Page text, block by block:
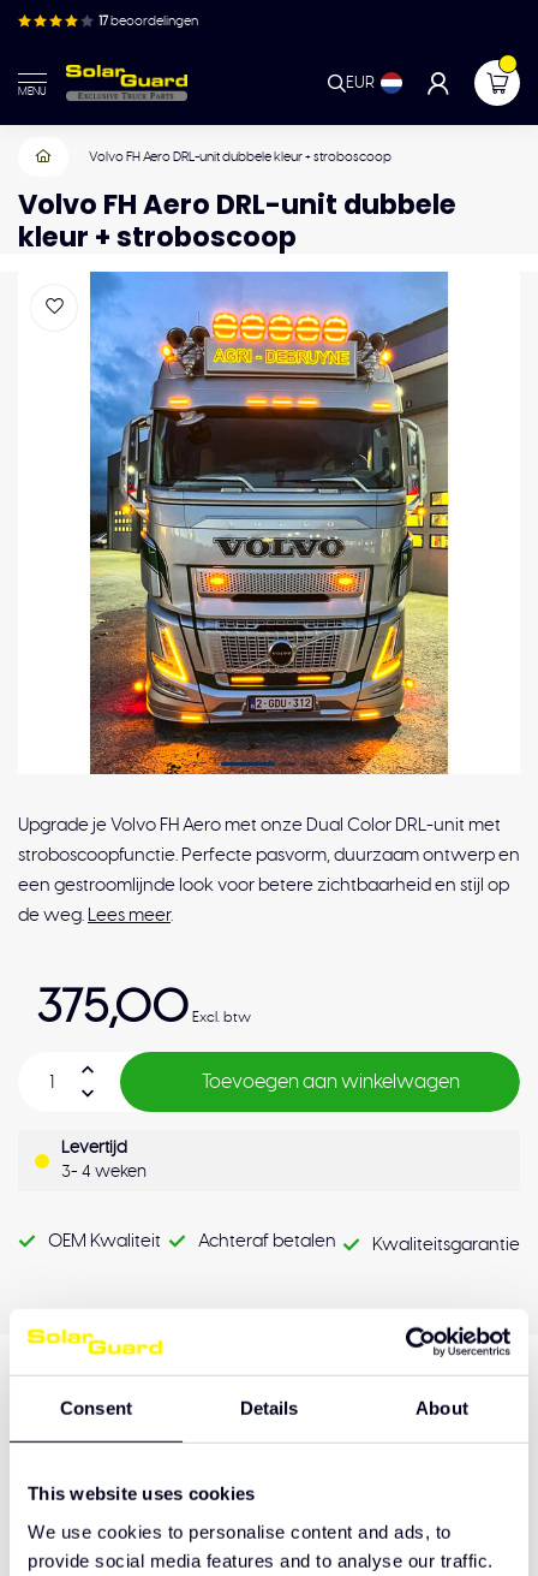
Consent Details About
This website uses cookies
We use cookies to personalise content and ads, to
provide social media features and to analyse our traffic.
17 beoordelingen
MENU
EUR
Volvo FH Aero DRL-unit dubbele kleur + stroboscoop
Volvo FH Aero DRL-unit dubbele
kleur + stroboscoop
Upgrade je Volvo FH Aero met onze Dual Color DRL-unit met
stroboscoopfunctie. Perfecte pasvorm, duurzaam ontwerp en
een gestroomlijnde look voor betere zichtbaarheid en stijl op
de weg. Lees meer.
375,00 Excl. btw
Toevoegen aan winkelwagen
Levertijd
3- 4 weken
OEM Kwaliteit Achteraf betalen Kwaliteitsgarantie
Productomschrijving
of het product afhalen?